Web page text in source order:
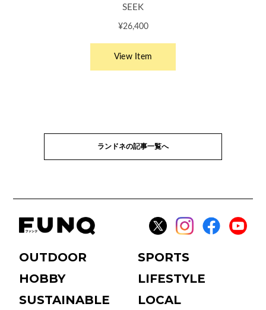
ランドネの記事一覧へ
OUTDOOR
SPORTS
HOBBY
LIFESTYLE
SUSTAINABLE
LOCAL